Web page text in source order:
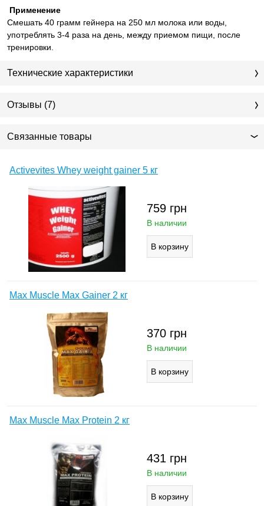
Применение
Смешать 40 грамм гейнера на 250 мл молока или воды,
употреблять 3-4 раза на день, между приемом пищи, после
тренировки.
Технические характеристики
Отзывы (7)
Связанные товары
Activevites Whey weight gainer 5 кг
759 грн
В наличии
Max Muscle Max Gainer 2 кг
370 грн
В наличии
Max Muscle Max Protein 2 кг
431 грн
В наличии